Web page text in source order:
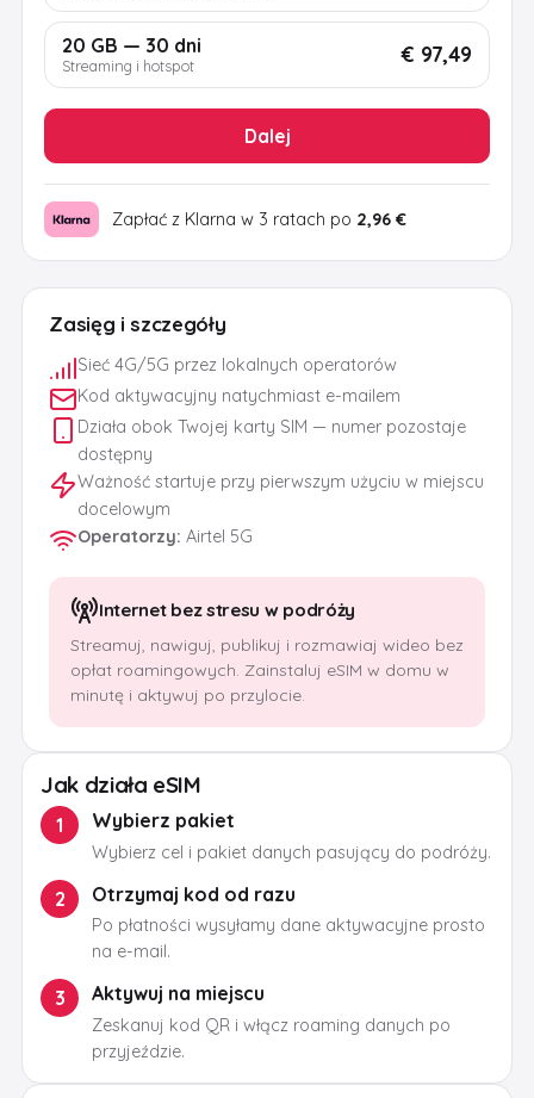
Zasięg i szczegóły
Sieć 4G/5G przez lokalnych operatorów
Kod aktywacyjny natychmiast e-mailem
Działa obok Twojej karty SIM — numer pozostaje
dostępny
Ważność startuje przy pierwszym użyciu w miejscu
docelowym
Operatorzy: Airtel 5G
Internet bez stresu w podróży
Streamuj, nawiguj, publikuj i rozmawiaj wideo bez
opłat roamingowych. Zainstaluj eSIM w domu w
minutę i aktywuj po przylocie.
Jak działa eSIM
1 Wybierz pakiet
Wybierz cel i pakiet danych pasujący do podróży.
2 Otrzymaj kod od razu
Po płatności wysyłamy dane aktywacyjne prosto
na e-mail.
3 Aktywuj na miejscu
Zeskanuj kod QR i włącz roaming danych po
przyjeździe.
20 GB — 30 dni
Streaming i hotspot € 97,49
Dalej
Zapłać z Klarna w 3 ratach po 2,96 €